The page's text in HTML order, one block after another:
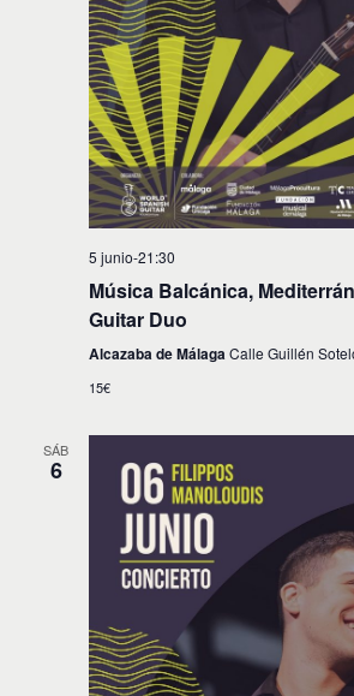
5 junio-21:30
Música Balcánica,
Guitar Duo
Alcazaba de MálagaCalle Guillén
15€
SÁB
6